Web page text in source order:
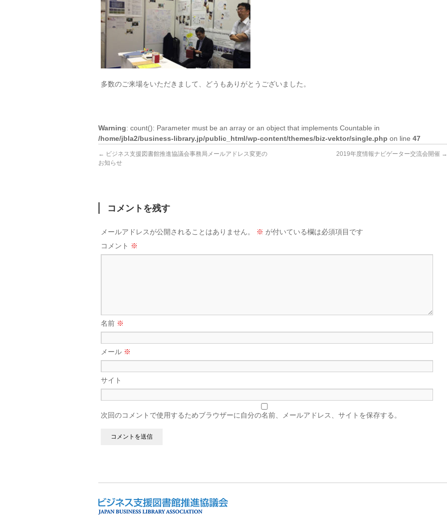
多数のご来場をいただきまして、どうもありがとうございました。
Warning: count(): Parameter must be an array or an object that implements Countable in
/home/jbla2/business-library.jp/public_html/wp-content/themes/biz-vektor/single.php on line 47
← ビジネス支援図書館推進協議会事務局メールアドレス変更の
お知らせ
2019年度情報ナビゲーター交流会開催 →
コメントを残す
メールアドレスが公開されることはありません。 ※ が付いている欄は必須項目です
コメント ※
名前 ※
メール ※
サイト
次回のコメントで使用するためブラウザーに自分の名前、メールアドレス、サイトを保存する。